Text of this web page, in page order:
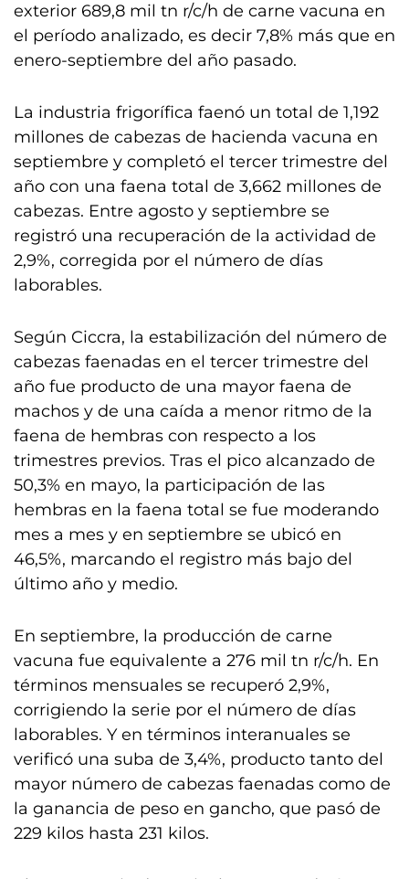
exterior 689,8 mil tn r/c/h de carne vacuna en
el período analizado, es decir 7,8% más que en
enero-septiembre del año pasado.
La industria frigorífica faenó un total de 1,192
millones de cabezas de hacienda vacuna en
septiembre y completó el tercer trimestre del
año con una faena total de 3,662 millones de
cabezas. Entre agosto y septiembre se
registró una recuperación de la actividad de
2,9%, corregida por el número de días
laborables.
Según Ciccra, la estabilización del número de
cabezas faenadas en el tercer trimestre del
año fue producto de una mayor faena de
machos y de una caída a menor ritmo de la
faena de hembras con respecto a los
trimestres previos. Tras el pico alcanzado de
50,3% en mayo, la participación de las
hembras en la faena total se fue moderando
mes a mes y en septiembre se ubicó en
46,5%, marcando el registro más bajo del
último año y medio.
En septiembre, la producción de carne
vacuna fue equivalente a 276 mil tn r/c/h. En
términos mensuales se recuperó 2,9%,
corrigiendo la serie por el número de días
laborables. Y en términos interanuales se
verificó una suba de 3,4%, producto tanto del
mayor número de cabezas faenadas como de
la ganancia de peso en gancho, que pasó de
229 kilos hasta 231 kilos.